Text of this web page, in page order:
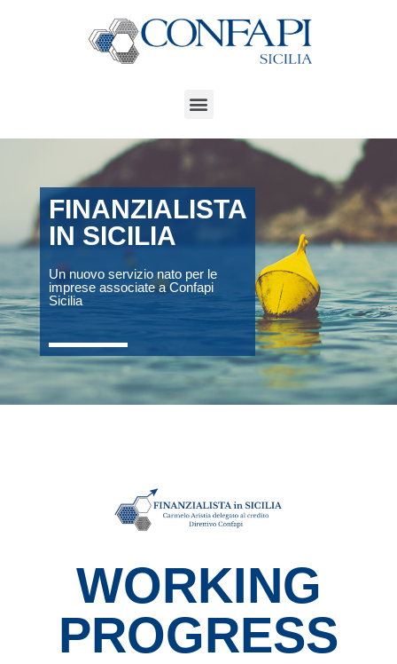
FINANZIALISTA
IN SICILIA
Un nuovo servizio nato per le
imprese associate a Confapi
Sicilia
WORKING
PROGRESS